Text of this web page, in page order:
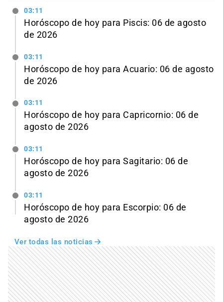
03:11
Horóscopo de hoy para Piscis: 06 de agosto
de 2026
03:11
Horóscopo de hoy para Acuario: 06 de agosto
de 2026
03:11
Horóscopo de hoy para Capricornio: 06 de
agosto de 2026
03:11
Horóscopo de hoy para Sagitario: 06 de
agosto de 2026
03:11
Horóscopo de hoy para Escorpio: 06 de
agosto de 2026
Ver todas las noticias